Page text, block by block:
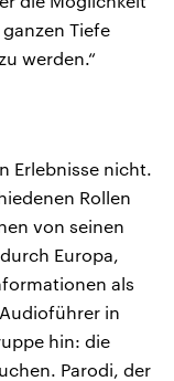
Tiefe
werden.“
Erlebnisse nicht.
Rollen
von seinen
Europa,
als
in
hin: die
Parodi, der